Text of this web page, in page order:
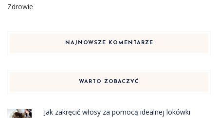
Zdrowie
NAJNOWSZE KOMENTARZE
WARTO ZOBACZYĆ
Jak zakręcić włosy za pomocą idealnej lokówki